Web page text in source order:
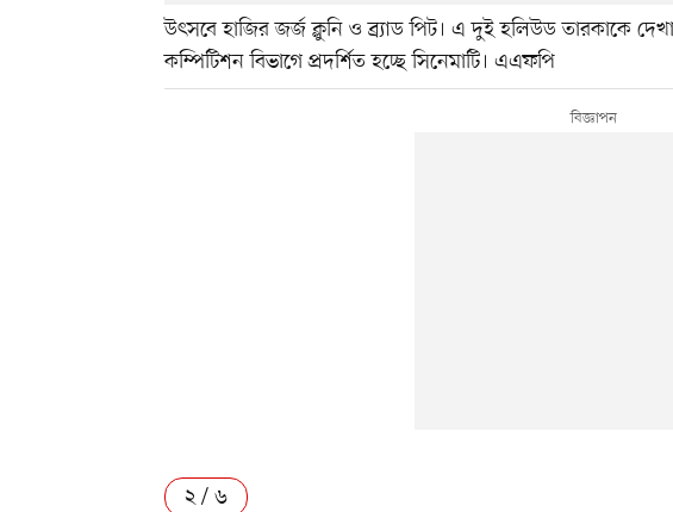
উৎসবে হাজির জর্জ ক্লুনি ও ব্র্যাড পিট। এ দুই হলিউড তারকাকে
কম্পিটিশন বিভাগে প্রদর্শিত হচ্ছে সিনেমাটি। এএফপি
২ / ৬